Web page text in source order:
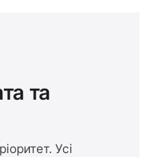
та
Усі